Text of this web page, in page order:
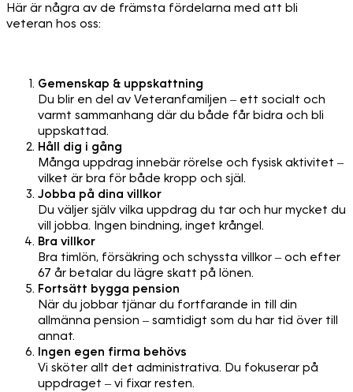
Här är några av de främsta fördelarna med att bli
veteran hos oss:
Gemenskap & uppskattning
Du blir en del av Veteranfamiljen – ett socialt och
varmt sammanhang där du både får bidra och bli
uppskattad.
Håll dig i gång
Många uppdrag innebär rörelse och fysisk aktivitet –
vilket är bra för både kropp och själ.
Jobba på dina villkor
Du väljer själv vilka uppdrag du tar och hur mycket du
vill jobba. Ingen bindning, inget krångel.
Bra villkor
Bra timlön, försäkring och schyssta villkor – och efter
67 år betalar du lägre skatt på lönen.
Fortsätt bygga pension
När du jobbar tjänar du fortfarande in till din
allmänna pension – samtidigt som du har tid över till
annat.
Ingen egen firma behövs
Vi sköter allt det administrativa. Du fokuserar på
uppdraget – vi fixar resten.